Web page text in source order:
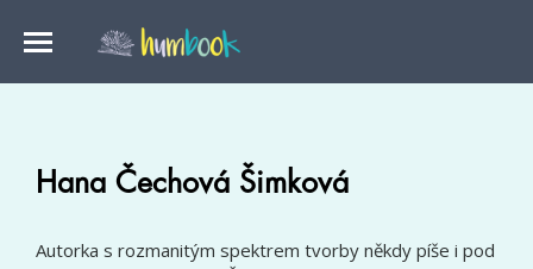
Hana Čechová Šimková
Autorka s rozmanitým spektrem tvorby někdy píše i pod